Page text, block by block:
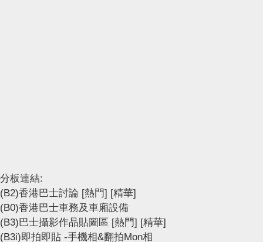
分板連結:
(B2)香港巴士討論 [熱門] [精華]
(B0)香港巴士車務及車廂設備
(B3)巴士攝影作品貼圖區 [熱門] [精華]
(B3i)即拍即貼 -手機相&翻拍Mon相